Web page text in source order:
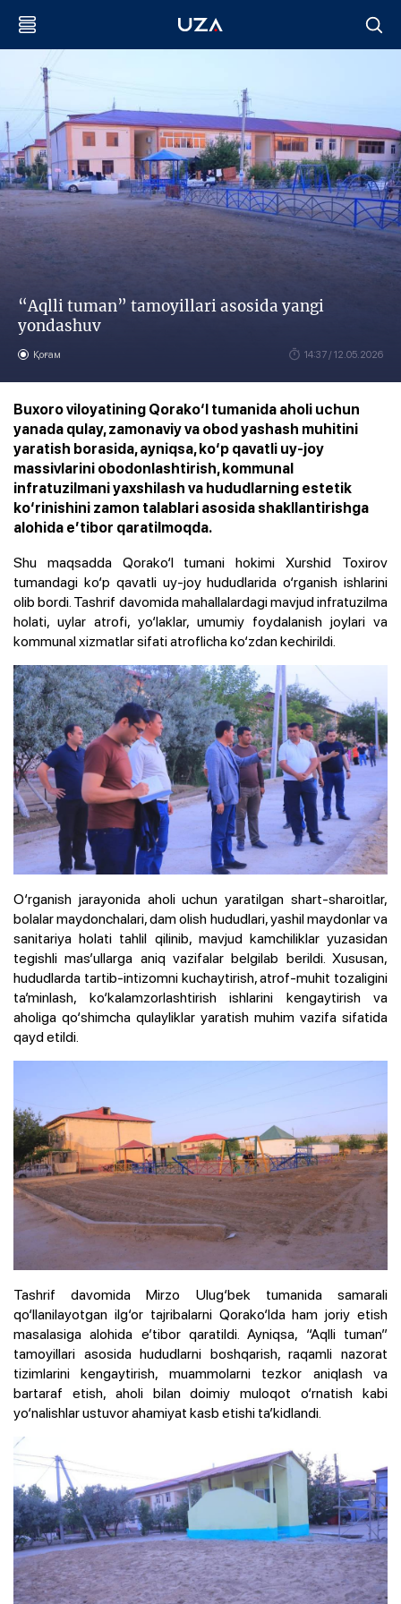
“Aqlli tuman” tamoyillari asosida yangi
yondashuv
Қоғам 14:37 / 12.05.2026
Buxoro viloyatining Qorako‘l tumanida aholi uchun
yanada qulay, zamonaviy va obod yashash muhitini
yaratish borasida, ayniqsa, ko‘p qavatli uy-joy
massivlarini obodonlashtirish, kommunal
infratuzilmani yaxshilash va hududlarning estetik
ko‘rinishini zamon talablari asosida shakllantirishga
alohida e’tibor qaratilmoqda.
Shu maqsadda Qorako‘l tumani hokimi Xurshid Toxirov
tumandagi ko‘p qavatli uy-joy hududlarida o‘rganish ishlarini
olib bordi. Tashrif davomida mahallalardagi mavjud infratuzilma
holati, uylar atrofi, yo‘laklar, umumiy foydalanish joylari va
kommunal xizmatlar sifati atroflicha ko‘zdan kechirildi.
O‘rganish jarayonida aholi uchun yaratilgan shart-sharoitlar,
bolalar maydonchalari, dam olish hududlari, yashil maydonlar va
sanitariya holati tahlil qilinib, mavjud kamchiliklar yuzasidan
tegishli mas’ullarga aniq vazifalar belgilab berildi. Xususan,
hududlarda tartib-intizomni kuchaytirish, atrof-muhit tozaligini
ta’minlash, ko‘kalamzorlashtirish ishlarini kengaytirish va
aholiga qo‘shimcha qulayliklar yaratish muhim vazifa sifatida
qayd etildi.
Tashrif davomida Mirzo Ulug‘bek tumanida samarali
qo‘llanilayotgan ilg‘or tajribalarni Qorako‘lda ham joriy etish
masalasiga alohida e’tibor qaratildi. Ayniqsa, “Aqlli tuman”
tamoyillari asosida hududlarni boshqarish, raqamli nazorat
tizimlarini kengaytirish, muammolarni tezkor aniqlash va
bartaraf etish, aholi bilan doimiy muloqot o‘rnatish kabi
yo‘nalishlar ustuvor ahamiyat kasb etishi ta’kidlandi.